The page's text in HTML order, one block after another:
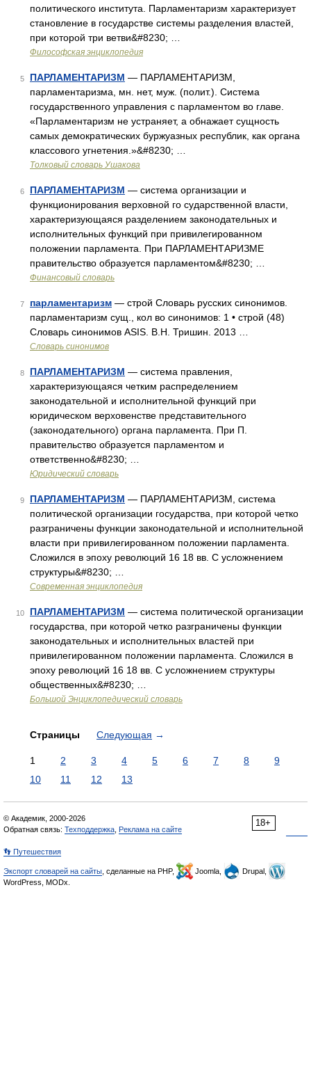
политического института. Парламентаризм характеризует
становление в государстве системы разделения властей,
при которой три ветви&#8230; …
Философская энциклопедия
5 ПАРЛАМЕНТАРИЗМ — ПАРЛАМЕНТАРИЗМ,
парламентаризма, мн. нет, муж. (полит.). Система
государственного управления с парламентом во главе.
«Парламентаризм не устраняет, а обнажает сущность
самых демократических буржуазных республик, как органа
классового угнетения.»&#8230; …
Толковый словарь Ушакова
6 ПАРЛАМЕНТАРИЗМ — система организации и
функционирования верховной го сударственной власти,
характеризующаяся разделением законодательных и
исполнительных функций при привилегированном
положении парламента. При ПАРЛАМЕНТАРИЗМЕ
правительство образуется парламентом&#8230; …
Финансовый словарь
7 парламентаризм — строй Словарь русских синонимов.
парламентаризм сущ., кол во синонимов: 1 • строй (48)
Словарь синонимов ASIS. В.Н. Тришин. 2013 …
Словарь синонимов
8 ПАРЛАМЕНТАРИЗМ — система правления,
характеризующаяся четким распределением
законодательной и исполнительной функций при
юридическом верховенстве представительного
(законодательного) органа парламента. При П.
правительство образуется парламентом и
ответственно&#8230; …
Юридический словарь
9 ПАРЛАМЕНТАРИЗМ — ПАРЛАМЕНТАРИЗМ, система
политической организации государства, при которой четко
разграничены функции законодательной и исполнительной
власти при привилегированном положении парламента.
Сложился в эпоху революций 16 18 вв. С усложнением
структуры&#8230; …
Современная энциклопедия
10 ПАРЛАМЕНТАРИЗМ — система политической организации
государства, при которой четко разграничены функции
законодательных и исполнительных властей при
привилегированном положении парламента. Сложился в
эпоху революций 16 18 вв. С усложнением структуры
общественных&#8230; …
Большой Энциклопедический словарь
Страницы Следующая →
1 2 3 4 5 6 7 8
9
10
11 12 13
18+
© Академик, 2000-2026
Обратная связь: Техподдержка Реклама на сайте
👣 Путешествия
Экспорт словарей на сайты , сделанные на PHP, Joomla,
Drupal,
WordPress, MODx.